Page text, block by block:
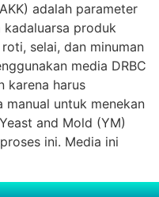
adalah parameter
kadaluarsa produk
selai, dan minuman
media DRBC
karena harus
untuk menekan
and Mold (YM)
ini. Media ini